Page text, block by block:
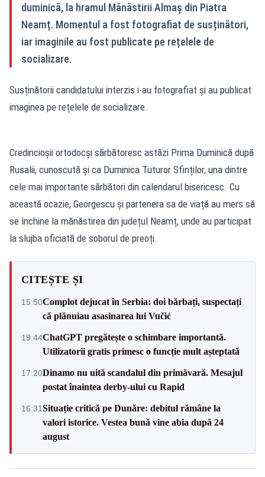
duminică, la hramul Mănăstirii Almaș din Piatra
Neamț. Momentul a fost fotografiat de susținători,
iar imaginile au fost publicate pe rețelele de
socializare.
Susținătorii candidatului interzis i-au fotografiat și au publicat
imaginea pe rețelele de socializare.
Credincioșii ortodocși sărbătoresc astăzi Prima Duminică după
Rusalii, cunoscută și ca Duminica Tuturor Sfinților, una dintre
cele mai importante sărbători din calendarul bisericesc. Cu
această ocazie, Georgescu și partenera sa de viață au mers să
se închine la mănăstirea din județul Neamț, unde au participat
la slujba oficiată de soborul de preoți.
CITEȘTE ȘI
15:50Complot dejucat în Serbia: doi bărbați, suspectați
că plănuiau asasinarea lui Vučić
19:44ChatGPT pregătește o schimbare importantă.
Utilizatorii gratis primesc o funcție mult așteptată
17:20Dinamo nu uită scandalul din primăvară. Mesajul
postat înaintea derby-ului cu Rapid
16:31Situație critică pe Dunăre: debitul rămâne la
valori istorice. Vestea bună vine abia după 24
august